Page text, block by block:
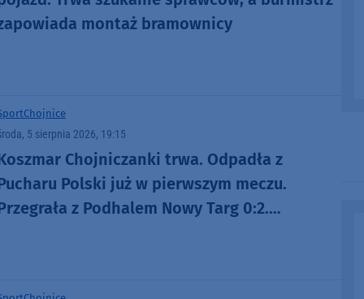
montaż bramownicy
Chojnice
5 sierpnia 2026, 19:15
Chojniczanki trwa. Odpadła z
Polski już w pierwszym meczu.
z Podhalem Nowy Targ 0:2.